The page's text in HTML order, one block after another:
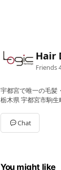
Hair
Friends
宇都宮で唯一の毛髪
栃木県 宇都宮市駒生
Chat
You might like